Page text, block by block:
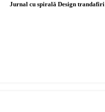
Jurnal cu spirală Design trandafiri